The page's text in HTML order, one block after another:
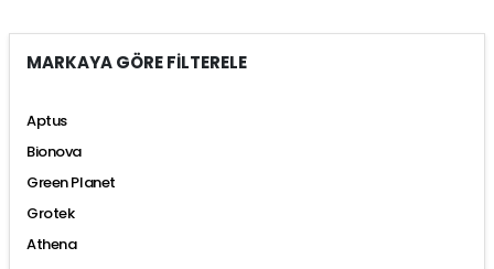
MARKAYA GÖRE FİLTERELE
Aptus
Bionova
Green Planet
Grotek
Athena